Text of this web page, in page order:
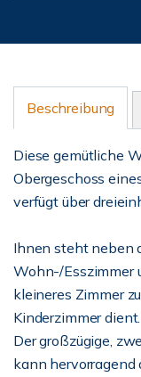
Beschreibung
Diese gemütliche
Obergeschoss
verfügt über
Ihnen steht neben
Wohn-/Esszimmer
kleineres Zimmer
Kinderzimmer dient.
Der großzügige,
kann hervorragend